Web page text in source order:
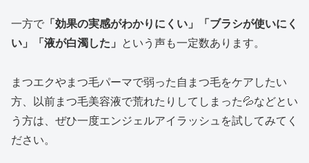
一方で 「効果の実感がわかりにくい」「ブラシが使いにく
い」「液が白濁した」
という声も一定数あります。
まつエクやまつ毛パーマで弱った自まつ毛をケアしたい
方、以前まつ毛美容液で荒れたりしてしまった💦などとい
う方は、ぜひ一度エンジェルアイラッシュを試してみてく
ださい。